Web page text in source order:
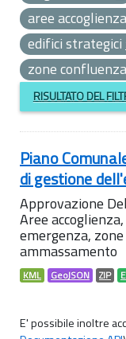
aree accoglienza
edifici strategici
zone confluenza
RISULTATO DEL
Piano
di gestione
Approvazione
Aree
emergenza,
ammassamento
KML GeoJSON ZIP
E' possibile inoltre